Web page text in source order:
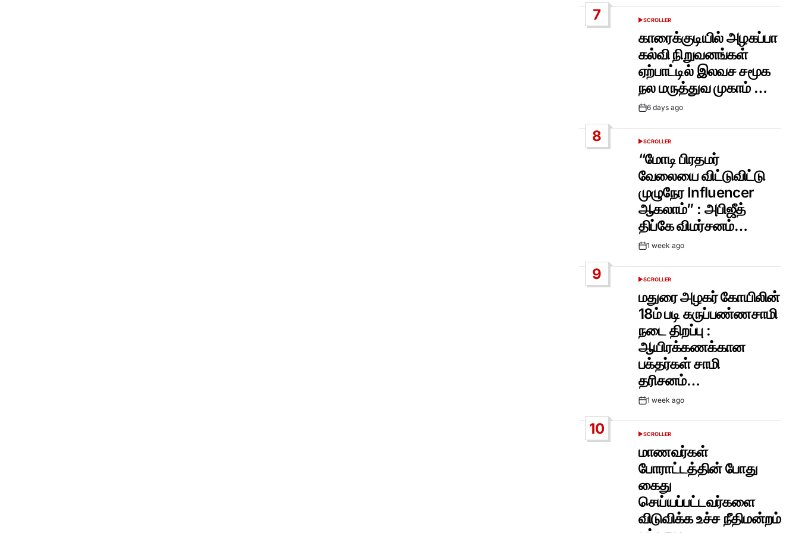
7
POSTED
SCROLLER
காரைக்குடியில் அழகப்பா
கல்வி நிறுவனங்கள்
ஏற்பாட்டில் இலவச சமூக
நல மருத்துவ முகாம் …
Post6 days ago
8
POSTED
SCROLLER
“மோடி பிரதமர்
வேலையை விட்டுவிட்டு
முழுநேர Influencer
ஆகலாம்” : அபிஜீத்
திப்கே விமர்சனம்…
Post1 week ago
9
POSTED
SCROLLER
மதுரை அழகர் கோயிலின்
18ம் படி கருப்பண்ணசாமி
நடை திறப்பு :
ஆயிரக்கணக்கான
பக்தர்கள் சாமி
தரிசனம்…
Post1 week ago
10
POSTED
SCROLLER
மாணவர்கள்
போராட்டத்தின் போது
கைது
செய்யப்பட்டவர்களை
விடுவிக்க உச்ச நீதிமன்றம்